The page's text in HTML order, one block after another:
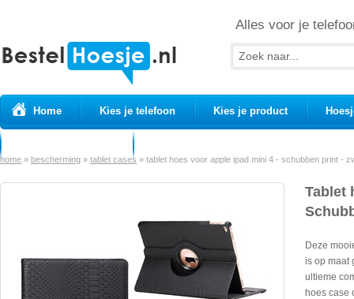
Alles voor je
Home Kies je telefoon Kies je product
home » bescherming » tablet cases » tablet hoes voor apple ipad mini 4 - schubben print -
Tablet
Deze
is op maat
ultieme
hoes case